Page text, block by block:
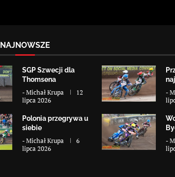
NAJNOWSZE
SGP Szwecji dla
Thomsena
-Michał Krupa
12
lipca 2026
-
Polonia przegrywa u
siebie
-Michał Krupa
6
lipca 2026
-